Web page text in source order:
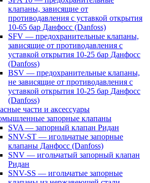
клапаны, зависящие от
противодавления с уставкой открытия
10-65 бар Данфосс (Danfoss)
SFV — предохранительные клапаны,
зависящие от противодавления с
уставкой открытия 10-25 бар Данфосс
(Danfoss)
BSV — предохранительные клапаны,
не зависящие от противодавления с
уставкой открытия 10-25 бар Данфосс
(Danfoss)
части и аксессуары
запорные клапаны
SVA — запорный клапан Ридан
SNV-ST — игольчатые запорные
клапаны Данфосс (Danfoss)
SNV — игольчатый запорный клапан
Ридан
SNV-SS — игольчатые запорные